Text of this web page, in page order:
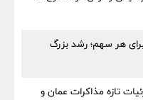
اخابر فقط ۱۰ ریال برای هر سهم؛ رشد بزرگ
تازه مذاکرات عمان و